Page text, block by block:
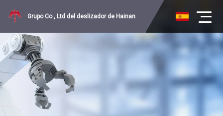
Grupo Co., Ltd del deslizador de Hainan